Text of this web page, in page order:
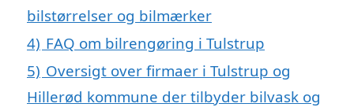
bilstørrelser og bilmærker
4) FAQ om bilrengøring i Tulstrup
5) Oversigt over firmaer i Tulstrup og
Hillerød kommune der tilbyder bilvask og